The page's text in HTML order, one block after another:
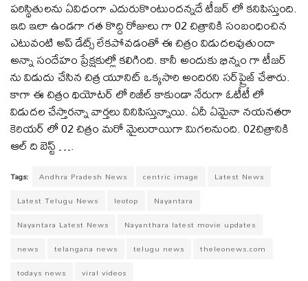
పరిస్థితులను ఏవిధంగా ఎదురుకొంటుందన్నదే టీజర్ లో కనిపిస్తుంది.
ఇది ఇలా ఉండగా గత కొద్ది రోజులు గా 02 చిత్రానికి సంబంధించిన
ఎటువంటి అప్ డేట్స్ లేకపోవడంతో ఈ చిత్రం విడుదలవుతుందా
అన్నా సందేహం ప్రేక్షకుల్లో కలిగింది. కానీ అందుకు భిన్నం గా టీజర్
ను విడుదు చేసిన చిత్ర యూనిట్ ఒక్కసారి అందిరని స‌ర్‌ప్రైజ్ చేశారు.
కాగా ఈ చిత్రం థియోటర్ లో రిజీల్ కాకుండా నేరుగా ఓటీటీ లో
విడుదల చేస్తారన్నా వార్తలు వినిపిస్తున్నాయి. ఏదీ ఏమైనా నయనతరా
కెరియర్ లో 02 చిత్రం మరో మైలురాయిగా మిగలనుంది. 02చిత్రానికి
ఆల్ ది బెస్ట్ ….
Tags: Andhra Pradesh News centric image
Latest News
Latest Telugu News
leotop
Nayantara
Nayantara Latest News
Nayanthara latest movie updates
news
telangana news telugu news
theleonews.com
todays news
viral videos